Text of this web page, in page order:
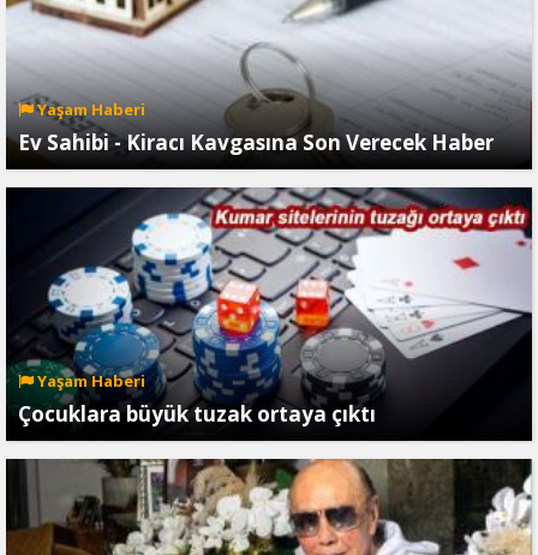
Yaşam Haberi
Ev Sahibi - Kiracı Kavgasına Son Verecek Haber
Yaşam Haberi
Çocuklara büyük tuzak ortaya çıktı